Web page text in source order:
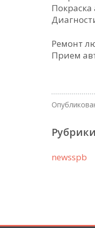
Покраска
Ремонт
Прием
newsspb